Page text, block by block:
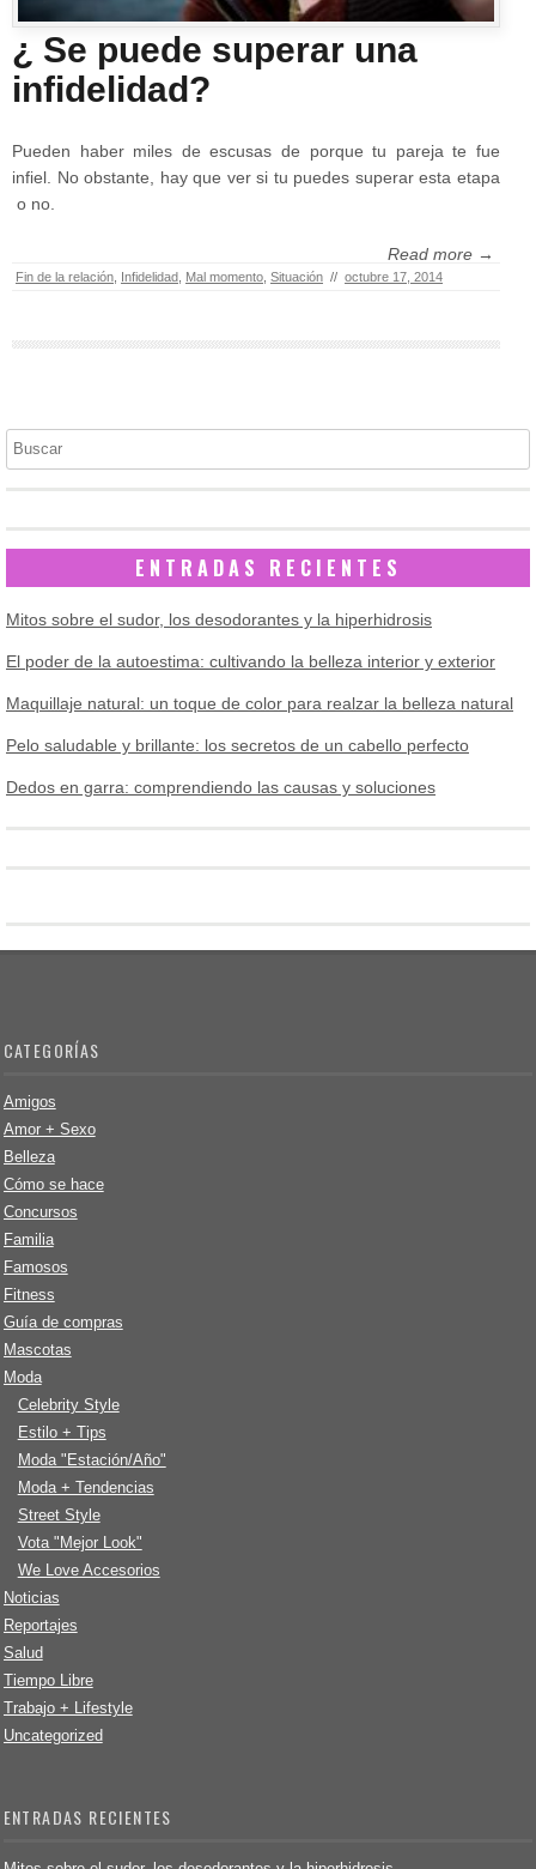
¿ Se puede superar una
infidelidad?
Pueden haber miles de escusas de porque tu pareja te fue
infiel. No obstante, hay que ver si tu puedes superar esta etapa
o no.
Read more →
Fin de la relación Infidelidad Mal momento Situación // octubre 17, 2014
Buscar
ENTRADAS RECIENTES
Mitos sobre el sudor, los desodorantes y la hiperhidrosis
El poder de la autoestima: cultivando la belleza interior y exterior
Maquillaje natural: un toque de color para realzar la belleza natural
Pelo saludable y brillante: los secretos de un cabello perfecto
Dedos en garra: comprendiendo las causas y soluciones
CATEGORÍAS
Amigos
Amor + Sexo
Belleza
Cómo se hace
Concursos
Familia
Famosos
Fitness
Guía de compras
Mascotas
Moda
Celebrity Style
Estilo + Tips
Moda "Estación/Año"
Moda + Tendencias
Street Style
Vota "Mejor Look"
We Love Accesorios
Noticias
Reportajes
Salud
Tiempo Libre
Trabajo + Lifestyle
Uncategorized
ENTRADAS RECIENTES